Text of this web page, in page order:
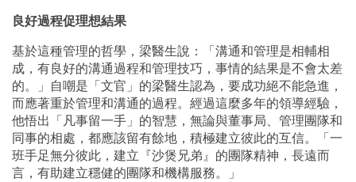
良好過程促理想結果
基於這種管理的哲學，梁醫生說：「溝通和管理是相輔相
成，有良好的溝通過程和管理技巧，事情的結果是不會太差
的。」自嘲是「文官」的梁醫生認為，要成功絕不能急進，
而應著重於管理和溝通的過程。經過這麼多年的領導經驗，
他悟出「凡事留一手」的智慧，無論與董事局、管理團隊和
同事的相處，都應該留有餘地，積極建立彼此的互信。「一
班手足無分彼此，建立『沙煲兄弟』的團隊精神，長遠而
言，有助建立穩健的團隊和機構服務。」